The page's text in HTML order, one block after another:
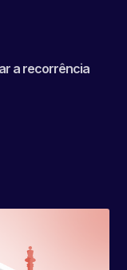
a recorrência